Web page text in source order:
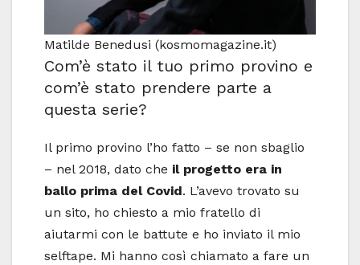
Matilde Benedusi (kosmomagazine.it)
Com’è stato il tuo primo provino e
com’è stato prendere parte a
questa serie?
Il primo provino l’ho fatto – se non sbaglio
– nel 2018, dato che il progetto era in
ballo prima del Covid. L’avevo trovato su
un sito, ho chiesto a mio fratello di
aiutarmi con le battute e ho inviato il mio
selftape. Mi hanno così chiamato a fare un